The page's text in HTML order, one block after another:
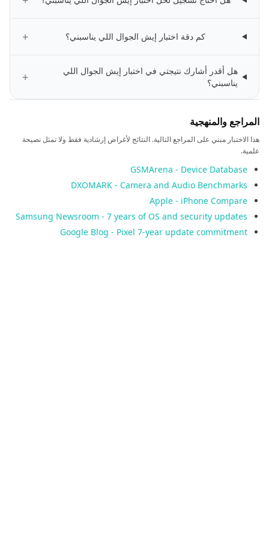
كم دقة اختبار إيش الجوال اللي يناسبني؟ +
هل أقدر أشارك نتيجتي في اختبار إيش الجوال اللي
يناسبني؟
+
المراجع والمنهجية
هذا الاختبار مبني على المراجع التالية. النتائج لأغراض إرشادية فقط ولا تمثل نصيحة
علمية.
GSMArena - Device Database
DXOMARK - Camera and Audio Benchmarks
Apple - iPhone Compare
Samsung Newsroom - 7 years of OS and security updates
Google Blog - Pixel 7-year update commitment